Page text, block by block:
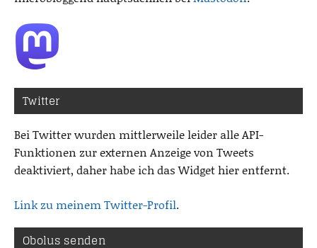
Twitter
Bei Twitter wurden mittlerweile leider alle API-
Funktionen zur externen Anzeige von Tweets
deaktiviert, daher habe ich das Widget hier entfernt.
Link zu meinem Twitter-Profil.
Obolus senden